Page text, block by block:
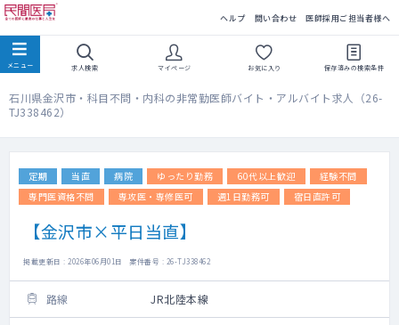
ヘルプ 問い合わせ 医師採用ご担当者様へ
求人検索 マイページ お気に入り 保存済みの検索条件
石川県金沢市・科目不問・内科の非常勤医師バイト・アルバイト求人（26-
TJ338462）
定期 当直 病院 ゆったり勤務 60代以上歓迎
経験不問
専門医資格不問
専攻医・専修医可 週1日勤務可 宿日直許可
【金沢市×平日当直】
掲載更新日 : 2026年06月01日 案件番号 : 26-TJ338462
路線 JR北陸本線